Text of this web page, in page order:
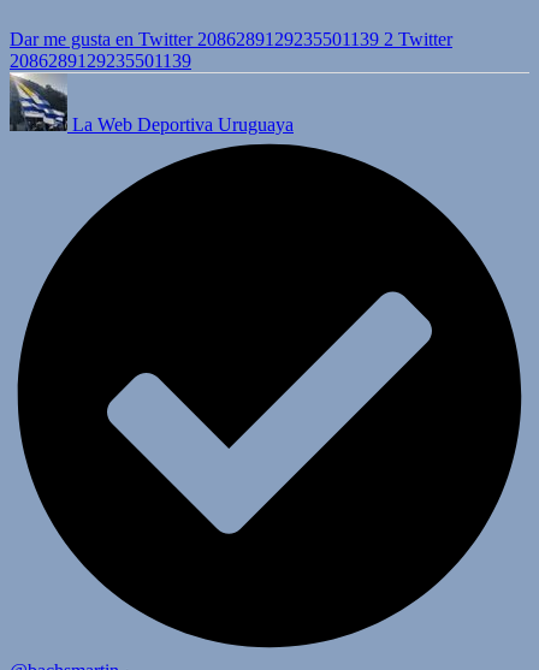
Dar me gusta en Twitter 2086289129235501139 2 Twitter
2086289129235501139
La Web Deportiva Uruguaya